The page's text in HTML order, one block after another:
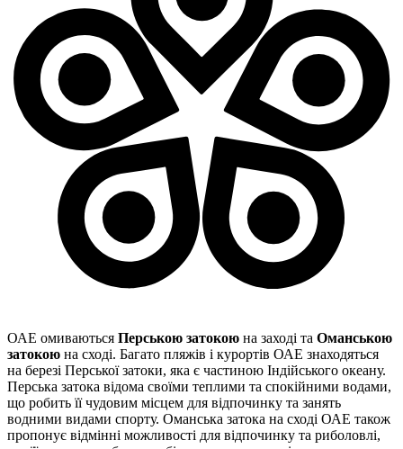
ОАЕ омиваються Перською затокою на заході та Оманською
затокою на сході. Багато пляжів і курортів ОАЕ знаходяться
на березі Перської затоки, яка є частиною Індійського океану.
Перська затока відома своїми теплими та спокійними водами,
що робить її чудовим місцем для відпочинку та занять
водними видами спорту. Оманська затока на сході ОАЕ також
пропонує відмінні можливості для відпочинку та риболовлі,